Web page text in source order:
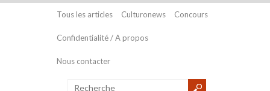
Tous les articles Culturonews Concours
Confidentialité / A propos
Nous contacter